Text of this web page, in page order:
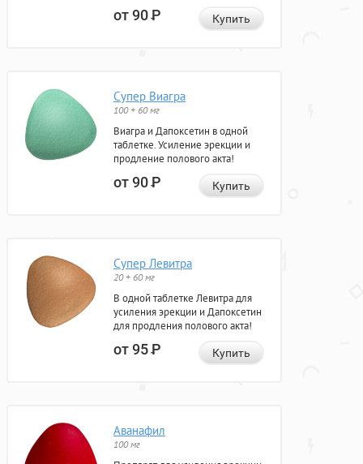
от 90Р Купить
Супер Виагра
100 + 60 мг
Виагра и Дапоксетин в одной
таблетке. Усиление эрекции и
продление полового акта!
от 90Р Купить
Супер Левитра
20 + 60 мг
В одной таблетке Левитра для
усиления эрекции и Дапоксетин
для продления полового акта!
от 95Р Купить
Аванафил
100 мг